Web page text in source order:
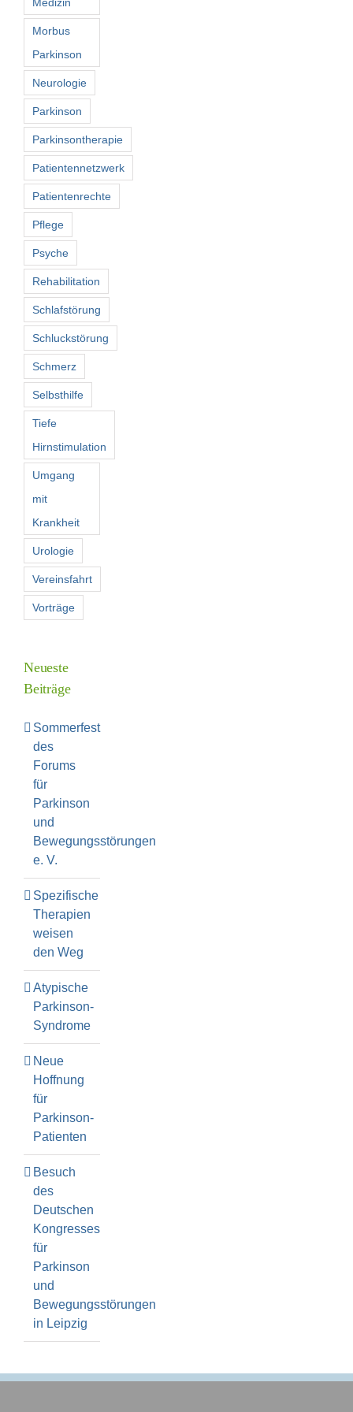
Morbus
Parkinson
Neurologie
Parkinson
Parkinsontherapie
Patientennetzwerk
Patientenrechte
Pflege
Psyche
Rehabilitation
Schlafstörung
Schluckstörung
Schmerz
Selbsthilfe
Tiefe
Hirnstimulation
Umgang
mit
Krankheit
Urologie
Vereinsfahrt
Vorträge
Neueste
Beiträge
Sommerfest
des
Forums
für
Parkinson
und
Bewegungsstörungen
e. V.
Spezifische
Therapien
weisen
den Weg
Atypische
Parkinson-
Syndrome
Neue
Hoffnung
für
Parkinson-
Patienten
Besuch
des
Deutschen
Kongresses
für
Parkinson
und
Bewegungsstörungen
in Leipzig